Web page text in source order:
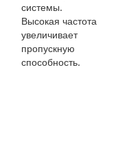
системы.
Высокая частота
увеличивает
пропускную
способность.